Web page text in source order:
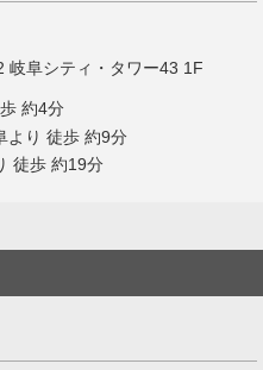
岐阜シティ・タワー43 1F
約4分
より 徒歩 約9分
徒歩 約19分